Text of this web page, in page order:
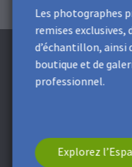
Les photographes
remises exclusives,
d’échantillon, ainsi
boutique et de
professionnel.
Explorez
une
Obtenez des